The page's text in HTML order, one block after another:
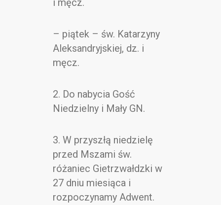
i męcz.
– piątek – św. Katarzyny
Aleksandryjskiej, dz. i
męcz.
2. Do nabycia Gość
Niedzielny i Mały GN.
3. W przyszłą niedzielę
przed Mszami św.
różaniec Gietrzwałdzki w
27 dniu miesiąca i
rozpoczynamy Adwent.